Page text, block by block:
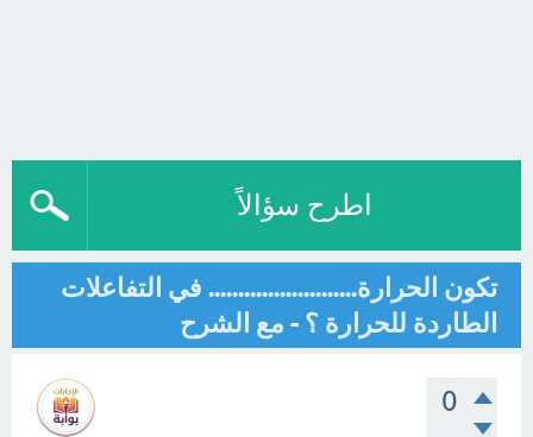
اطرح سؤالاً
تكون الحرارة......................... في التفاعلات
الطاردة للحرارة ؟ - مع الشرح
0